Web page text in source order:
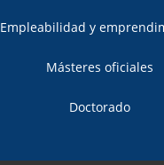
Empleabilidad y
Másteres oficiales
Doctorado